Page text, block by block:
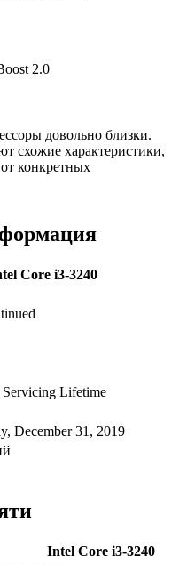
2.0
довольно близки.
схожие характеристики,
конкретных
Core i3-3240
Lifetime
December 31, 2019
Intel Core i3-3240